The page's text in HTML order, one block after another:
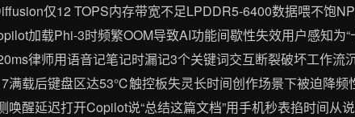
仅12 TOPS内存带宽不足LPDDR5-6400数据喂不饱
加载Phi-3时频繁OOM导致AI功能间歇性失效用户感知为
律师用语音记笔记时漏记3个关键词交互断裂破坏工作流
载后键盘区达53℃触控板失灵长时间创作场景下被迫降频
唤醒延迟打开Copilot说“总结这篇文档”用手机秒表掐时间从